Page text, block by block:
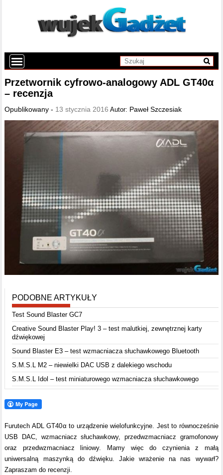
Przetwornik cyfrowo-analogowy ADL GT40α
– recenzja
Opublikowany - 13 stycznia 2016 Autor: Paweł Szczesiak
PODOBNE ARTYKUŁY
Test Sound Blaster GC7
Creative Sound Blaster Play! 3 – test malutkiej, zewnętrznej karty
dźwiękowej
Sound Blaster E3 – test wzmacniacza słuchawkowego Bluetooth
S.M.S.L M2 – niewielki DAC USB z dalekiego wschodu
S.M.S.L Idol – test miniaturowego wzmacniacza słuchawkowego
Furutech ADL GT40α to urządzenie wielofunkcyjne. Jest to równocześnie
USB DAC, wzmacniacz słuchawkowy, przedwzmacniacz gramofonowy
oraz przedwzmacniacz liniowy. Mamy więc do czynienia z małą
uniwersalną maszynką do dźwięku. Jakie wrażenie na nas wywarł?
Zapraszam do recenzji.